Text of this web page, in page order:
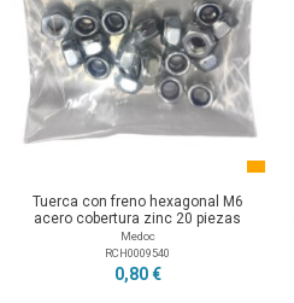
Tuerca con freno hexagonal M6
acero cobertura zinc 20 piezas
Medoc
RCH0009540
0,80 €